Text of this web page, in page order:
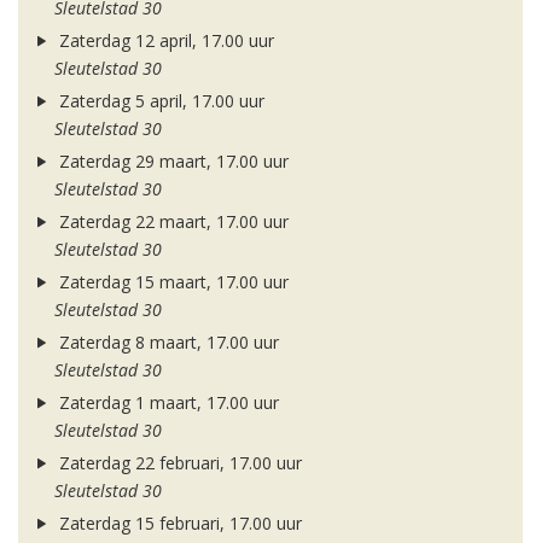
Sleutelstad 30
Zaterdag 12 april, 17.00 uur
Sleutelstad 30
Zaterdag 5 april, 17.00 uur
Sleutelstad 30
Zaterdag 29 maart, 17.00 uur
Sleutelstad 30
Zaterdag 22 maart, 17.00 uur
Sleutelstad 30
Zaterdag 15 maart, 17.00 uur
Sleutelstad 30
Zaterdag 8 maart, 17.00 uur
Sleutelstad 30
Zaterdag 1 maart, 17.00 uur
Sleutelstad 30
Zaterdag 22 februari, 17.00 uur
Sleutelstad 30
Zaterdag 15 februari, 17.00 uur